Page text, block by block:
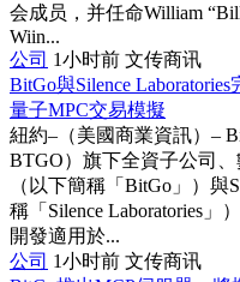
会成员，并任命William
Wiin...
公司 1小时前 文传商讯
BitGo與Silence
量子MPC交易模擬
紐約–（美國商業資訊）–
BTGO）旗下全資子公司
（以下簡稱「BitGo」）與
稱「Silence Laboratories」
開發適用於...
公司 1小时前 文传商讯